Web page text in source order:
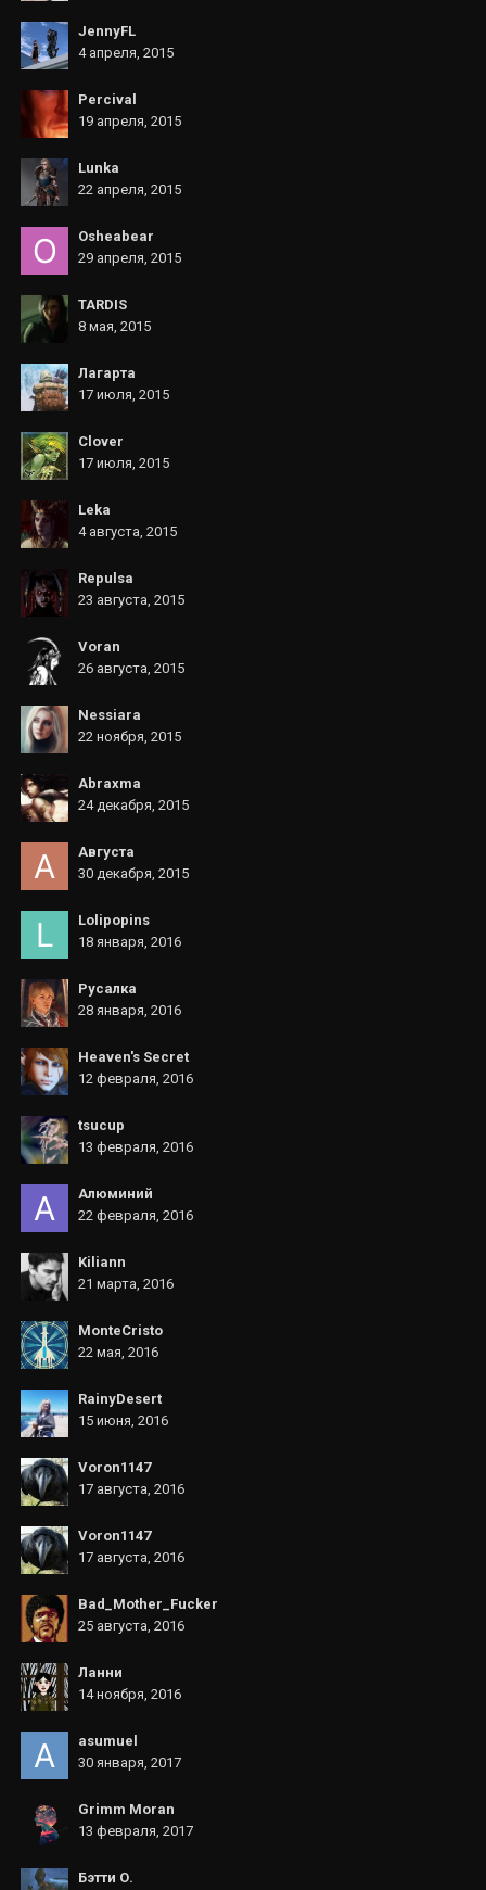
JennyFL
4 апреля, 2015
Percival
19 апреля, 2015
Lunka
22 апреля, 2015
Osheabear
29 апреля, 2015
TARDIS
8 мая, 2015
Лагарта
17 июля, 2015
Clover
17 июля, 2015
Leka
4 августа, 2015
Repulsa
23 августа, 2015
Voran
26 августа, 2015
Nessiara
22 ноября, 2015
Abraxma
24 декабря, 2015
Августа
30 декабря, 2015
Lolipopins
18 января, 2016
Русалка
28 января, 2016
Heaven's Secret
12 февраля, 2016
tsucup
13 февраля, 2016
Алюминий
22 февраля, 2016
Kiliann
21 марта, 2016
MonteCristo
22 мая, 2016
RainyDesert
15 июня, 2016
Voron1147
17 августа, 2016
Voron1147
17 августа, 2016
Bad_Mother_Fucker
25 августа, 2016
Ланни
14 ноября, 2016
asumuel
30 января, 2017
Grimm Moran
13 февраля, 2017
Бэтти О.